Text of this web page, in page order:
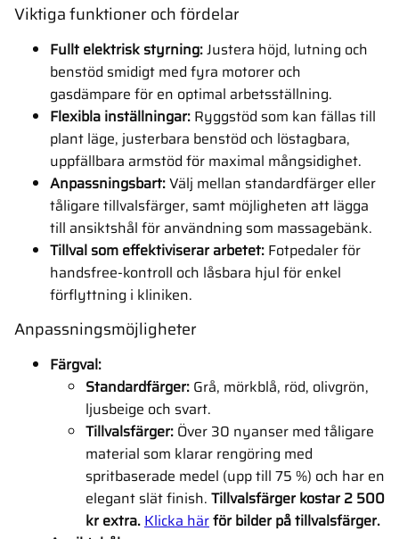
Viktiga funktioner och fördelar
Fullt elektrisk styrning:Justera höjd, lutning och
benstöd smidigt med fyra motorer och
gasdämpare för en optimal arbetsställning.
Flexibla inställningar: Ryggstöd som kan fällas till
plant läge, justerbara benstöd och löstagbara,
uppfällbara armstöd för maximal mångsidighet.
Anpassningsbart:Välj mellan standardfärger eller
tåligare tillvalsfärger, samt möjligheten att lägga
till ansiktshål för användning som massagebänk.
Tillval som effektiviserar arbetet: Fotpedaler för
handsfree-kontroll och låsbara hjul för enkel
förflyttning i kliniken.
Anpassningsmöjligheter
Färgval:
Standardfärger: Grå, mörkblå, röd, olivgrön,
ljusbeige och svart.
Tillvalsfärger: Över 30 nyanser med tåligare
material som klarar rengöring med
spritbaserade medel (upp till 75 %) och har en
elegant slät finish. Tillvalsfärger kostar 2 500
kr extra. Klicka härför bilder på tillvalsfärger.